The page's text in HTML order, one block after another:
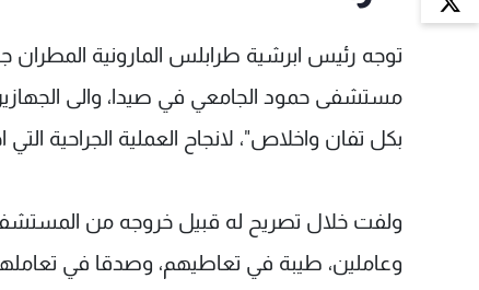
توجه رئيس ابرشية طرابلس المارونية المطران
مستشفى حمود الجامعي في صيدا، والى
بكل تفان واخلاص"، لانجاح العملية الجراحية
ولفت خلال تصريح له قبيل خروجه من
وعاملين، طيبة في تعاطيهم، وصدقا في